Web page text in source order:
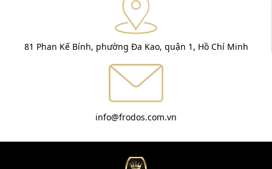
81 Phan Kế Bính, phường Đa Kao, quận 1, Hồ Chí Minh
info@frodos.com.vn